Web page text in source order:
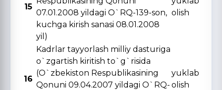
15
07.01.2008 yildagi O`RQ-139-son,
kuchga kirish sanasi 08.01.2008
yil)
olish
16
Kadrlar tayyorlash milliy dasturiga
o`zgartish kiritish to`g`risida
(O`zbekiston Respublikasining
Qonuni 09.04.2007 yildagi O`RQ-
yuklab
olish